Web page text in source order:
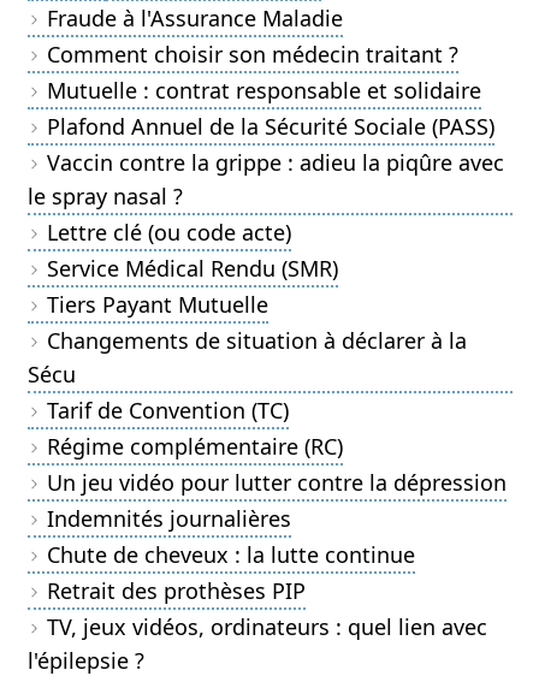
Fraude à l'Assurance Maladie
Comment choisir son médecin traitant ?
Mutuelle : contrat responsable et solidaire
Plafond Annuel de la Sécurité Sociale (PASS)
Vaccin contre la grippe : adieu la piqûre avec
le spray nasal ?
Lettre clé (ou code acte)
Service Médical Rendu (SMR)
Tiers Payant Mutuelle
Changements de situation à déclarer à la
Sécu
Tarif de Convention (TC)
Régime complémentaire (RC)
Un jeu vidéo pour lutter contre la dépression
Indemnités journalières
Chute de cheveux : la lutte continue
Retrait des prothèses PIP
TV, jeux vidéos, ordinateurs : quel lien avec
l'épilepsie ?